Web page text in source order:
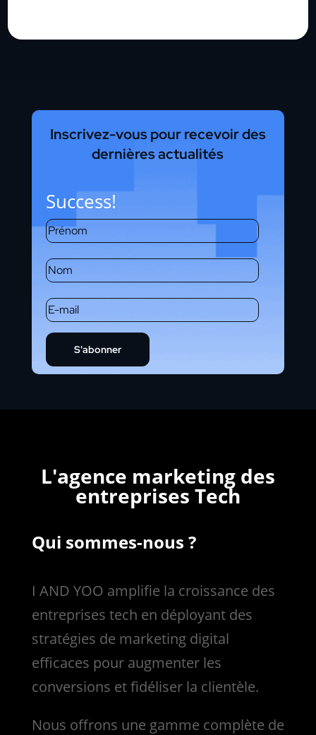
Inscrivez-vous pour recevoir des
dernières actualités
Success!
S'abonner
L'agence marketing des
entreprises Tech
Qui sommes-nous ?
I AND YOO amplifie la croissance des
entreprises tech en déployant des
stratégies de marketing digital
efficaces pour augmenter les
conversions et fidéliser la clientèle.
Nous offrons une gamme complète de